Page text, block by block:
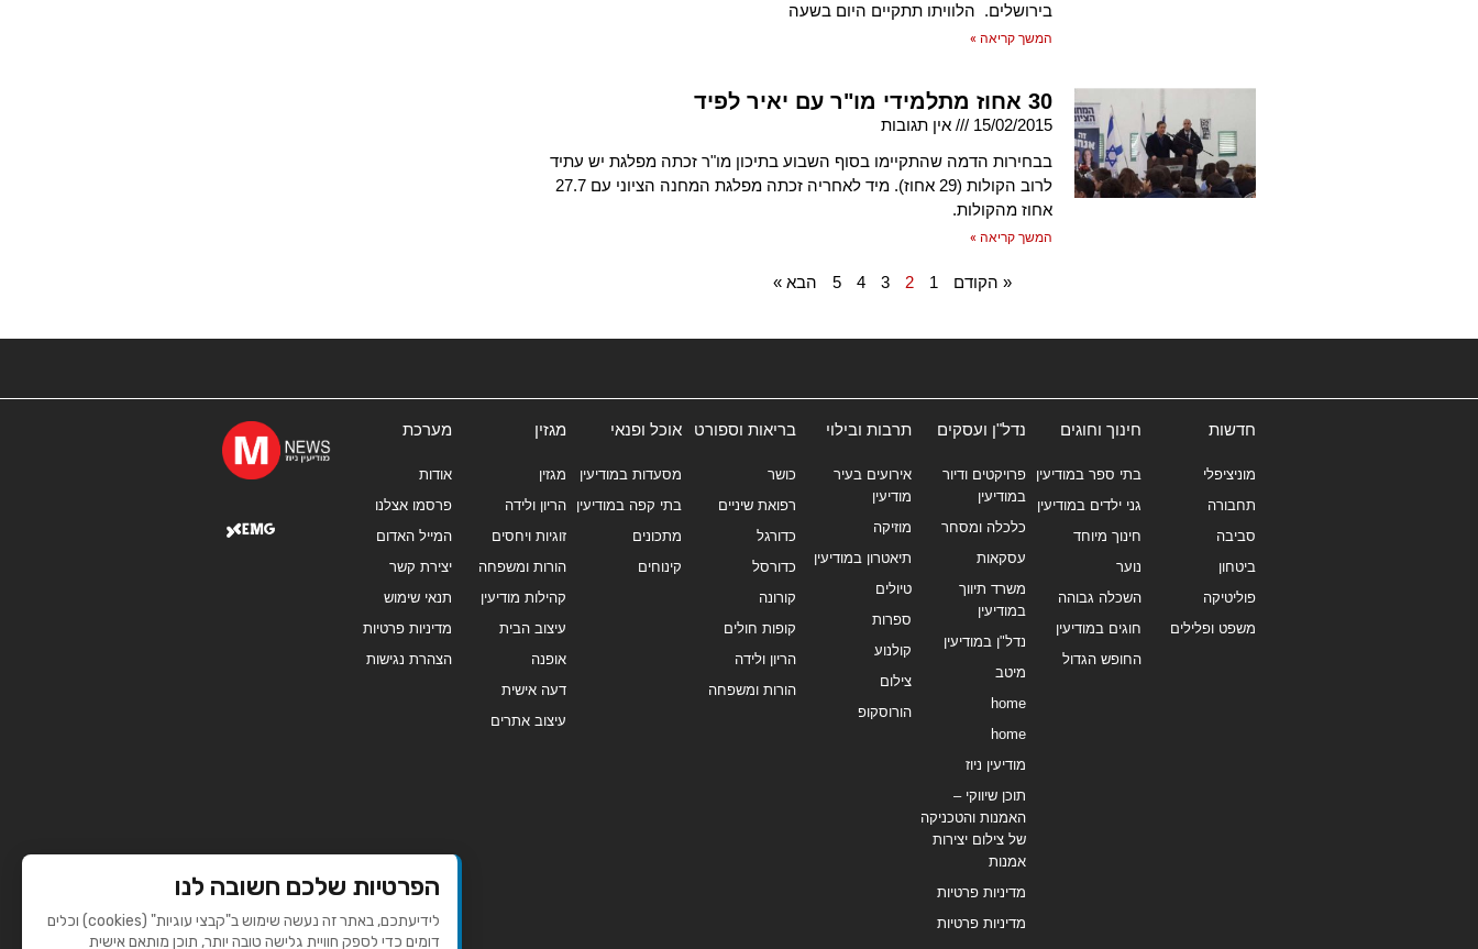
בירושלים. הלוויתו תתקיים היום בשעה
המשך קריאה »
30 אחוז מתלמידי מו"ר עם יאיר לפיד
15/02/2015
אין תגובות
בבחירות הדמה שהתקיימו בסוף השבוע בתיכון מו"ר זכתה מפלגת יש עתיד
לרוב הקולות (29 אחוז). מיד לאחריה זכתה מפלגת המחנה הציוני עם 27.7
אחוז מהקולות.
המשך קריאה »
« הקודם 1
2
3
4
5 הבא »
חדשות
מוניציפלי
תחבורה
סביבה
ביטחון
פוליטיקה
משפט ופלילים
חינוך וחוגים
בתי ספר במודיעין
גני ילדים במודיעין
חינוך מיוחד
נוער
השכלה גבוהה
חוגים במודיעין
החופש הגדול
נדל"ן ועסקים
פרויקטים ודיור
במודיעין
כלכלה ומסחר
עסקאות
משרד תיווך
במודיעין
נדל"ן במודיעין
מיטב
home
home
מודיעין ניוז
תוכן שיווקי –
האמנות והטכניקה
של צילום יצירות
אמנות
מדיניות פרטיות
מדיניות פרטיות
תרבות ובילוי
אירועים בעיר
מודיעין
מוזיקה
תיאטרון במודיעין
טיולים
ספרות
קולנוע
צילום
הורוסקופ
בריאות וספורט
כושר
רפואת שיניים
כדורגל
כדורסל
קורונה
קופות חולים
הריון ולידה
הורות ומשפחה
אוכל ופנאי
מסעדות במודיעין
בתי קפה במודיעין
מתכונים
קינוחים
מגזין
מגזין
הריון ולידה
זוגיות ויחסים
הורות ומשפחה
קהילות מודיעין
עיצוב הבית
אופנה
דעה אישית
עיצוב אתרים
מערכת
אודות
פרסמו אצלנו
המייל האדום
יצירת קשר
תנאי שימוש
מדיניות פרטיות
הצהרת נגישות
הפרטיות שלכם חשובה לנו
לידיעתכם, באתר זה נעשה שימוש ב"קבצי עוגיות" (cookies) וכלים
דומים כדי לספק חוויית גלישה טובה יותר, תוכן מותאם אישית